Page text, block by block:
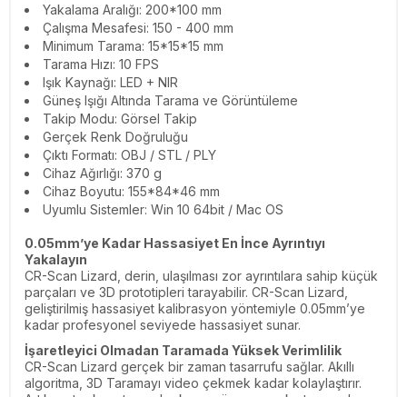
Yakalama Aralığı: 200*100 mm
Çalışma Mesafesi: 150 - 400 mm
Minimum Tarama: 15*15*15 mm
Tarama Hızı: 10 FPS
Işık Kaynağı: LED + NIR
Güneş Işığı Altında Tarama ve Görüntüleme
Takip Modu: Görsel Takip
Gerçek Renk Doğruluğu
Çıktı Formatı: OBJ / STL / PLY
Cihaz Ağırlığı: 370 g
Cihaz Boyutu: 155*84*46 mm
Uyumlu Sistemler: Win 10 64bit / Mac OS
0.05mm’ye Kadar Hassasiyet En İnce Ayrıntıyı
Yakalayın
CR-Scan Lizard, derin, ulaşılması zor ayrıntılara sahip küçük
parçaları ve 3D prototipleri tarayabilir. CR-Scan Lizard,
geliştirilmiş hassasiyet kalibrasyon yöntemiyle 0.05mm’ye
kadar profesyonel seviyede hassasiyet sunar.
İşaretleyici Olmadan Taramada Yüksek Verimlilik
CR-Scan Lizard gerçek bir zaman tasarrufu sağlar. Akıllı
algoritma, 3D Taramayı video çekmek kadar kolaylaştırır.